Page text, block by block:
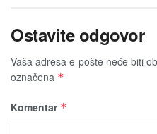
Ostavite odgovor
Vaša adresa e-pošte neće biti
označena *
Komentar *